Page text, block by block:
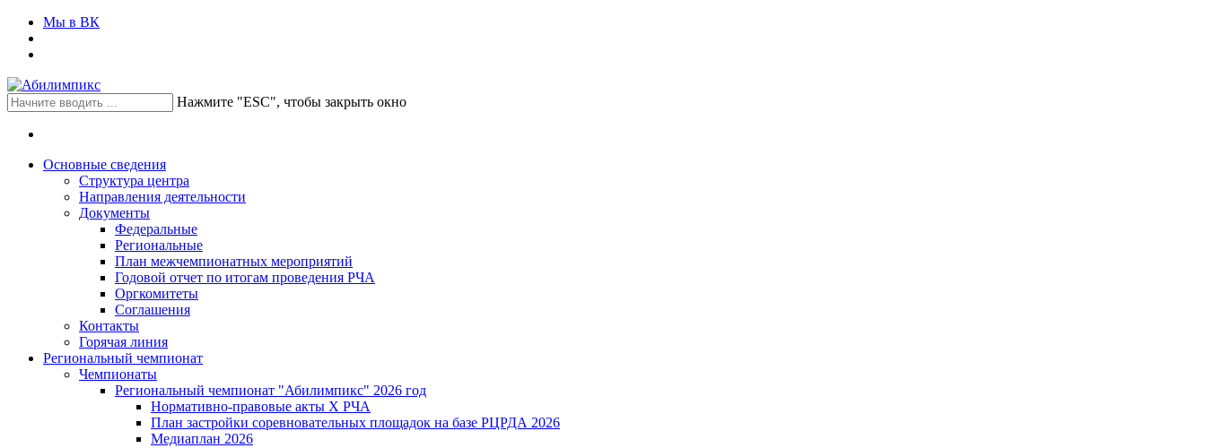
Мы в ВК
Нажмите "ESC", чтобы закрыть окно
Основные сведения
Структура центра
Направления деятельности
Документы
Федеральные
Региональные
План межчемпионатных мероприятий
Годовой отчет по итогам проведения РЧА
Оргкомитеты
Соглашения
Контакты
Горячая линия
Региональный чемпионат
Чемпионаты
Региональный чемпионат "Абилимпикс" 2026 год
Нормативно-правовые акты Х РЧА
План застройки соревновательных площадок на базе РЦРДА 2026
Медиаплан 2026